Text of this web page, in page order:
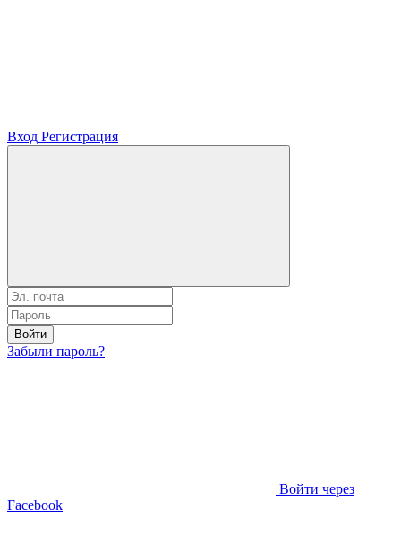
Вход Регистрация
Войти
Забыли пароль?
Войти через
Facebook